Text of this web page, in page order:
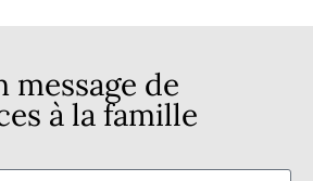
message de
à la famille